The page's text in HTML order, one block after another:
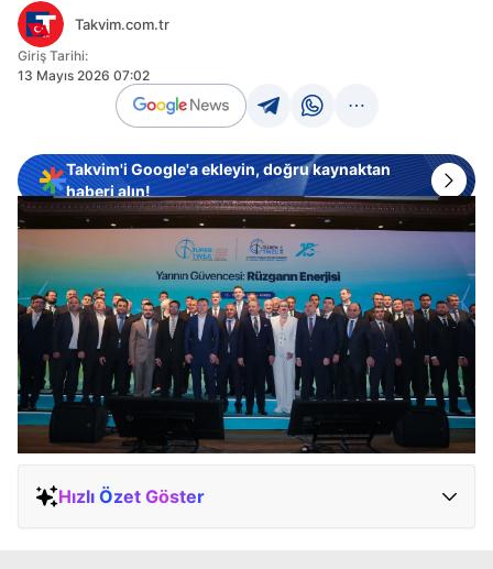
Takvim.com.tr
Giriş Tarihi:
13 Mayıs 2026 07:02
Takvim'i Google'a ekleyin, doğru kaynaktan
haberi alın!
Hızlı Özet Göster